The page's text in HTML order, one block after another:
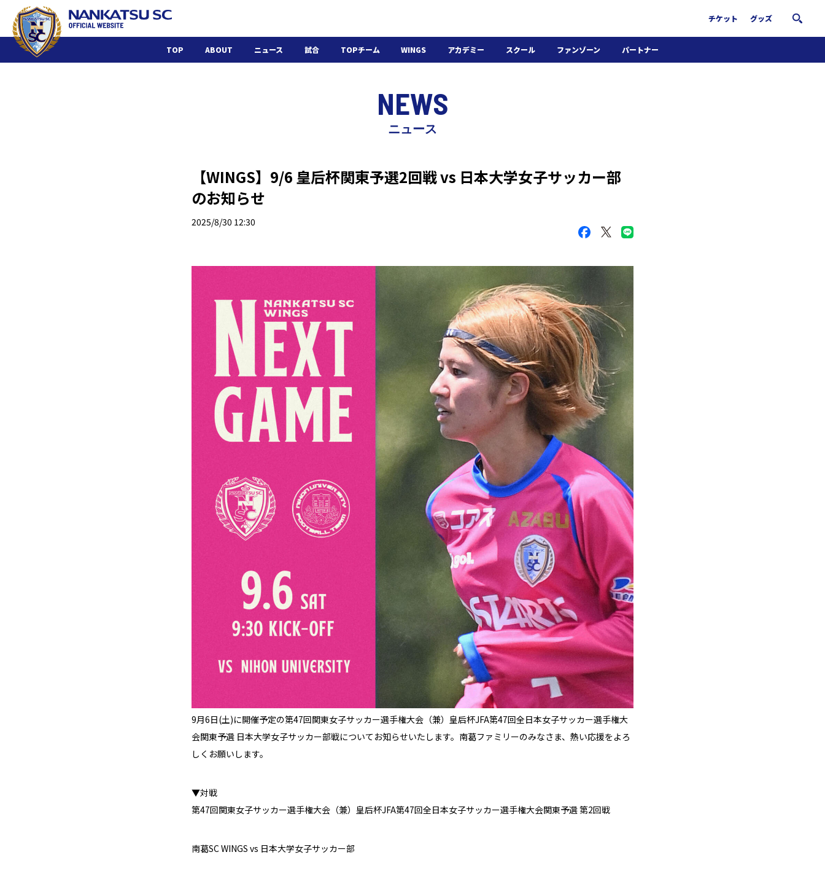
チケット グッズ
TOP ABOUT ニュース 試合 TOPチーム WINGS アカデミー スクール ファンゾーン パートナー
NEWS
ニュース
【WINGS】9/6 皇后杯関東予選2回戦 vs 日本大学女子サッカー部
のお知らせ
2025/8/30 12:30
9月6日(土)に開催予定の第47回関東女子サッカー選手権大会（兼）皇后杯JFA第47回全日本女子サッカー選手権大
会関東予選 日本大学女子サッカー部戦についてお知らせいたします。南葛ファミリーのみなさま、熱い応援をよろ
しくお願いします。
▼対戦
第47回関東女子サッカー選手権大会（兼）皇后杯JFA第47回全日本女子サッカー選手権大会関東予選 第2回戦
南葛SC WINGS vs 日本大学女子サッカー部